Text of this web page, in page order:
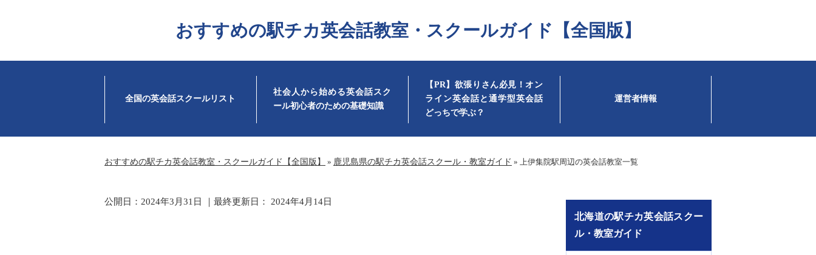
おすすめの駅チカ英会話教室・スクールガイド【全国版】
全国の英会話スクールリスト
社会人から始める英会話スク
ール初心者のための基礎知識
【PR】欲張りさん必見！オン
ライン英会話と通学型英会話
どっちで学ぶ？
運営者情報
おすすめの駅チカ英会話教室・スクールガイド【全国版】 » 鹿児島県の駅チカ英会話スクール・教室ガイド » 上伊集院駅周辺の英会話教室一覧
公開日： 2024年3月31日 ｜最終更新日： 2024年4月14日
北海道の駅チカ英会話スクー
ル・教室ガイド